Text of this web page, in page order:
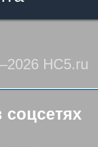
HC5.ru